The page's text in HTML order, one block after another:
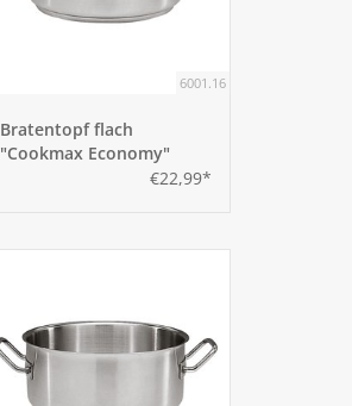
6001.16
Bratentopf flach
"Cookmax Economy"
€22,99*